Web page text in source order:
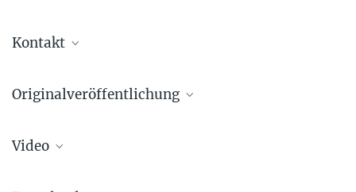
Kontakt
Presse- und Öffentlichkeitsarbeit
Markus Nielbock / MPIA
Originalveröffentlichung
Radial Velocity Survey for Planets around Young stars (RV SPY): A
Video